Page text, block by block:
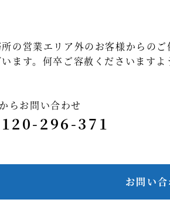
の営業エリア外のお客様からの
ます。何卒ご容赦くださいますよ
らお問い合わせ
296-371
お問い